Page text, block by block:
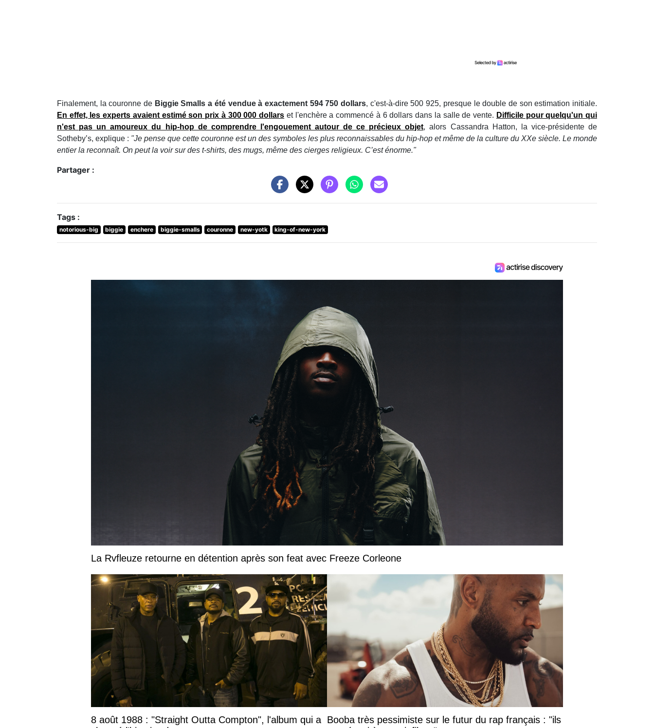
Finalement, la couronne de Biggie Smalls a été vendue à exactement 594 750 dollars, c'est-à-dire 500 925, presque le double de son estimation initiale.
En effet, les experts avaientestimé son prix à 300 000 dollars et l'enchère a commencé à 6 dollars dans la salle de vente. Difficile pour quelqu'un qui
n'est pas un amoureux du hip-hop de comprendre l'engouement autour de ce précieux objet, alors Cassandra Hatton, la vice-présidente de
Sotheby’s, explique : "Je pense que cette couronne est un des symboles les plus reconnaissables du hip-hop et même de la culture du XXe siècle. Le monde
entier la reconnaît. On peut la voir sur des t-shirts, des mugs, même des cierges religieux. C’est énorme."
Partager :
Tags :
notorious-big biggie enchere biggie-smalls couronne new-yotk king-of-new-york
La Rvfleuze retourne en détention après son feat avec Freeze Corleone
8 août 1988 : "Straight Outta Compton", l'album qui a Booba très pessimiste sur le futur du rap français : "ils